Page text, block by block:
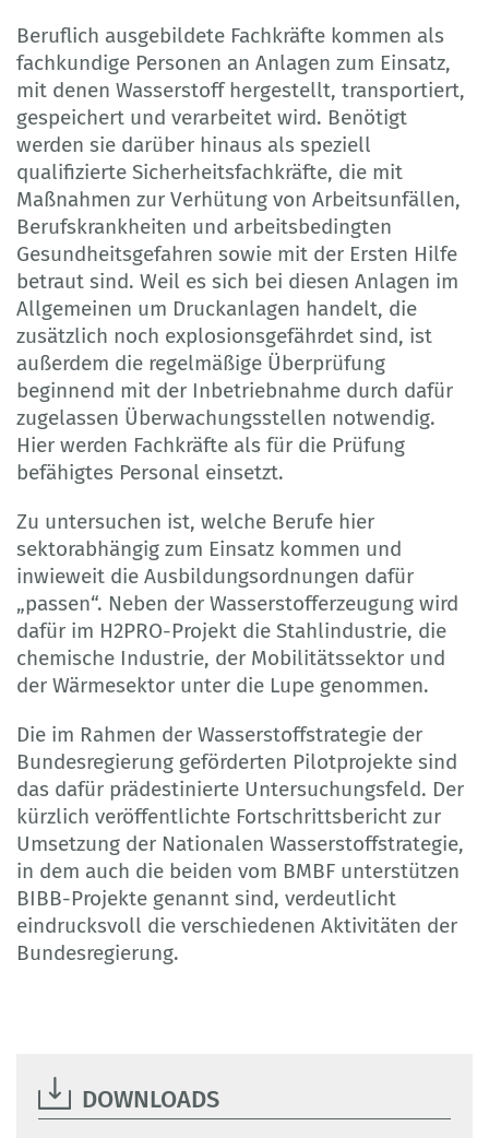
Beruflich ausgebildete Fachkräfte kommen als
fachkundige Personen an Anlagen zum Einsatz,
mit denen Wasserstoff hergestellt, transportiert,
gespeichert und verarbeitet wird. Benötigt
werden sie darüber hinaus als speziell
qualifizierte Sicherheitsfachkräfte, die mit
Maßnahmen zur Verhütung von Arbeitsunfällen,
Berufskrankheiten und arbeitsbedingten
Gesundheitsgefahren sowie mit der Ersten Hilfe
betraut sind. Weil es sich bei diesen Anlagen im
Allgemeinen um Druckanlagen handelt, die
zusätzlich noch explosionsgefährdet sind, ist
außerdem die regelmäßige Überprüfung
beginnend mit der Inbetriebnahme durch dafür
zugelassen Überwachungsstellen notwendig.
Hier werden Fachkräfte als für die Prüfung
befähigtes Personal einsetzt.
Zu untersuchen ist, welche Berufe hier
sektorabhängig zum Einsatz kommen und
inwieweit die Ausbildungsordnungen dafür
„passen“. Neben der Wasserstofferzeugung wird
dafür im H2PRO-Projekt die Stahlindustrie, die
chemische Industrie, der Mobilitätssektor und
der Wärmesektor unter die Lupe genommen.
Die im Rahmen der Wasserstoffstrategie der
Bundesregierung geförderten Pilotprojekte sind
das dafür prädestinierte Untersuchungsfeld. Der
kürzlich veröffentlichte Fortschrittsbericht zur
Umsetzung der Nationalen Wasserstoffstrategie,
in dem auch die beiden vom BMBF unterstützen
BIBB-Projekte genannt sind, verdeutlicht
eindrucksvoll die verschiedenen Aktivitäten der
Bundesregierung.
DOWNLOADS